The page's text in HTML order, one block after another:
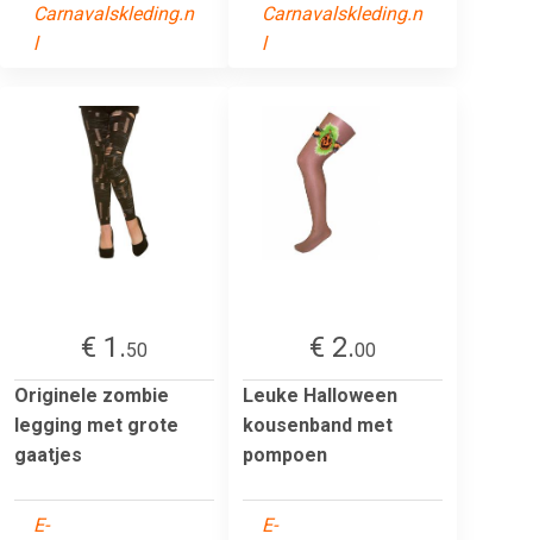
Carnavalskleding.n
l
Carnavalskleding.n
l
€ 1.50
Originele zombie
legging met grote
gaatjes
E-
€ 2.00
Leuke Halloween
kousenband met
pompoen
E-